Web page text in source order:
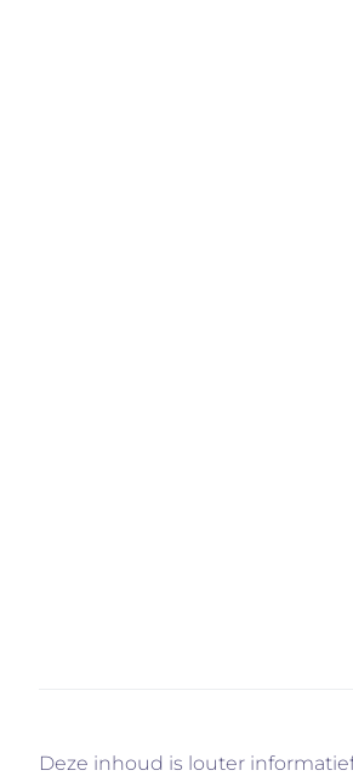
Deze inhoud is louter